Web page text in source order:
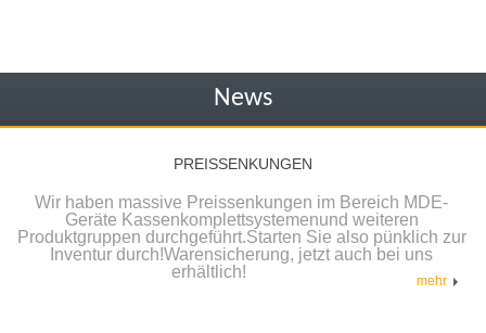
News
PREISSENKUNGEN
Wir haben massive Preissenkungen im Bereich MDE-
Geräte Kassenkomplettsystemenund weiteren
Produktgruppen durchgeführt.Starten Sie also pünklich zur
Inventur durch!Warensicherung, jetzt auch bei uns
erhältlich!
mehr